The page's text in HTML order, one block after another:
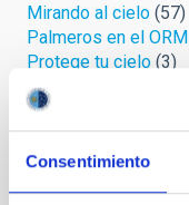
Consentimiento
Mirando al cielo (57)
Palmeros en el ORM
Protege tu cielo (3)
Relatos celestes
Retórica astrofísica
Safari cósmico(6)
Sin categoría(1)